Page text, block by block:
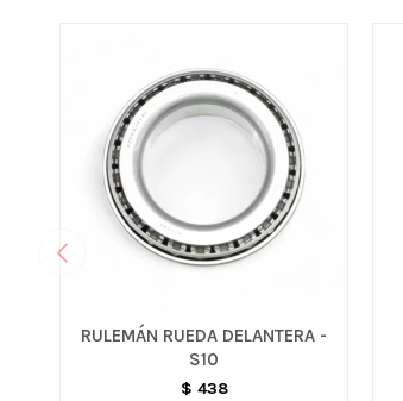
RULEMÁN RUEDA DELANTERA -
S10
$ 438